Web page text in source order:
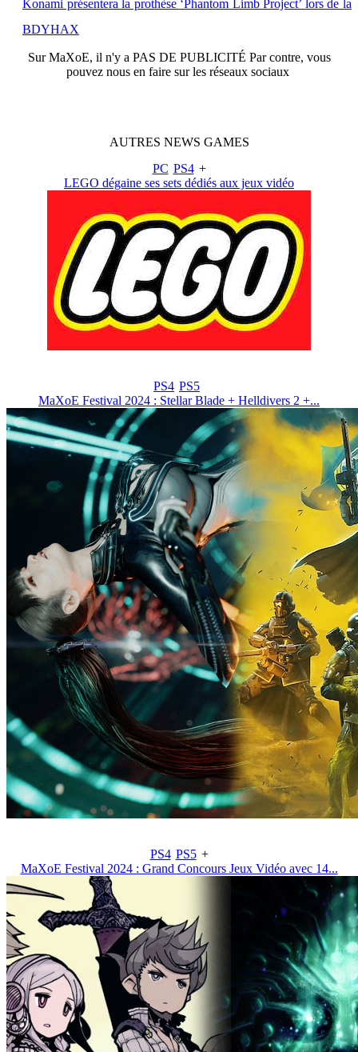
Konami présentera la prothèse ‘Phantom Limb Project’ lors de la
BDYHAX
SurMaXoE, il n'y a PAS DE PUBLICITÉ Par contre, vous
pouvez nous en faire sur les réseaux sociaux
AUTRES NEWS GAMES
PC PS4 +
LEGO dégaine ses sets dédiés aux jeux vidéo
PS4 PS5
MaXoE Festival 2024 : Stellar Blade + Helldivers 2 +...
PS4 PS5 +
MaXoE Festival 2024 : Grand Concours Jeux Vidéo avec 14...